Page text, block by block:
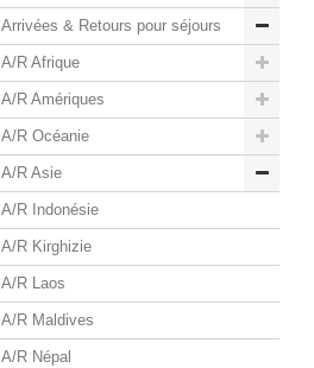
Arrivées & Retours pour séjours
A/R Afrique
A/R Amériques
A/R Océanie
A/R Asie
A/R Indonésie
A/R Kirghizie
A/R Laos
A/R Maldives
A/R Népal